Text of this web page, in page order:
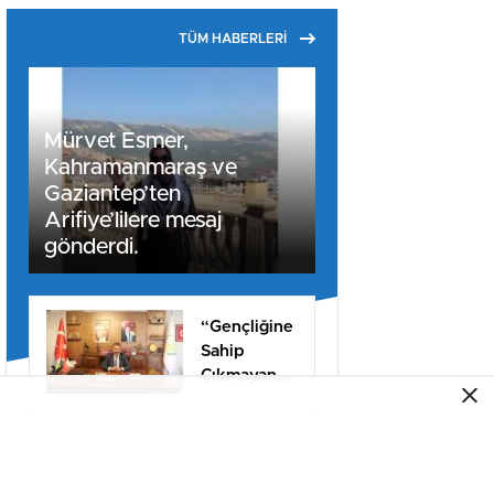
TÜM HABERLERİ
Mürvet Esmer,
Kahramanmaraş ve
Gaziantep’ten
Arifiye’lilere mesaj
gönderdi.
“Gençliğine
Sahip
Çıkmayan